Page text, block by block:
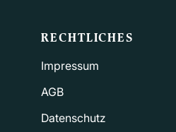
RECHTLICHES
Impressum
AGB
Datenschutz